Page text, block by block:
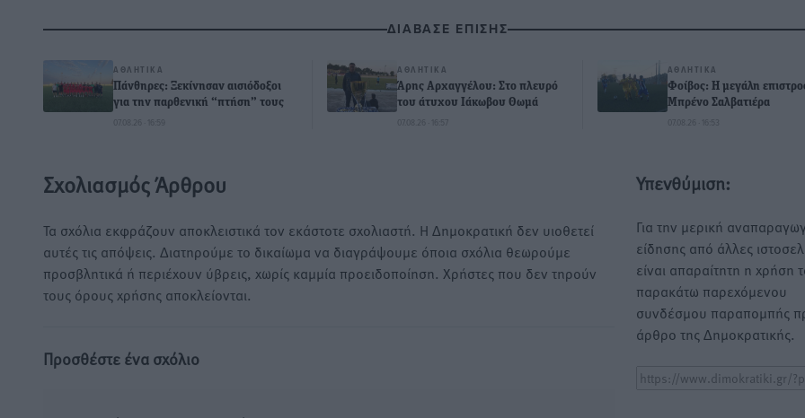
ΔΙΑΒΑΣΕ ΕΠΙΣΗΣ
ΑΘΛΗΤΙΚΆ
Πάνθηρες: Ξεκίνησαν αισιόδοξοι
για την παρθενική “πτήση” τους
07.08.26 · 16:59
ΑΘΛΗΤΙΚΆ
Άρης Αρχαγγέλου: Στο πλευρό
του άτυχου Ιάκωβου Θωμά
07.08.26 · 16:57
ΑΘΛΗΤΙΚΆ
Φοίβος: Η μεγάλη
Μπρένο Σαλβατιέρα
07.08.26 · 16:53
Σχολιασμός Άρθρου
Τα σχόλια εκφράζουν αποκλειστικά τον εκάστοτε σχολιαστή. Η Δημοκρατική δεν υιοθετεί
αυτές τις απόψεις. Διατηρούμε το δικαίωμα να διαγράψουμε όποια σχόλια θεωρούμε
προσβλητικά ή περιέχουν ύβρεις, χωρίς καμμία προειδοποίηση. Χρήστες που δεν τηρούν
τους όρους χρήσης αποκλείονται.
Προσθέστε ένα σχόλιο
Υπενθύμιση:
Για την μερική
είδησης από άλλες
είναι απαραίτητη η χρήση
παρακάτω παρεχόμενου
συνδέσμου παραπομπής
άρθρο της Δημοκρατικής.